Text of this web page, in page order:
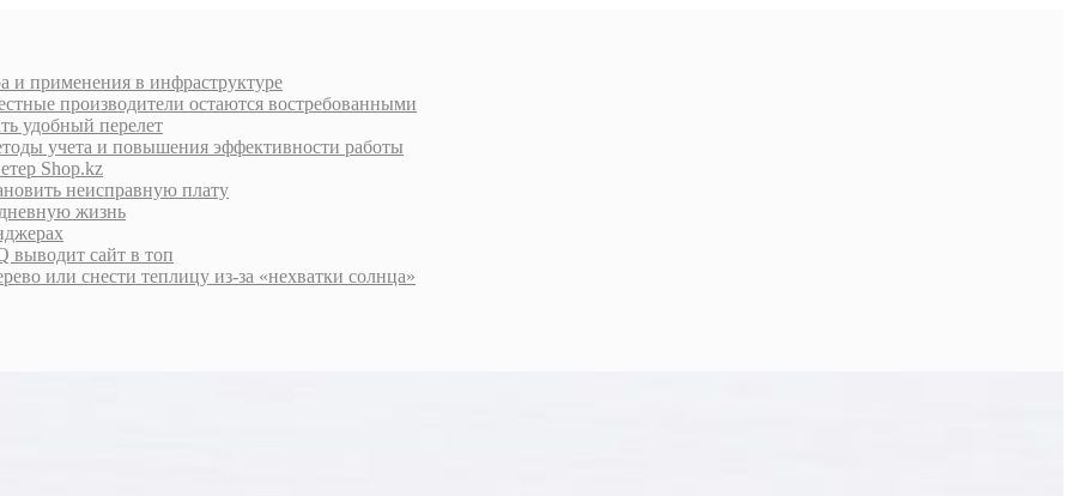
и применения в инфраструктуре
производители остаются востребованными
удобный перелет
учета и повышения эффективности работы
Shop.kz
неисправную плату
жизнь
выводит сайт в топ
или снести теплицу из-за «нехватки солнца»